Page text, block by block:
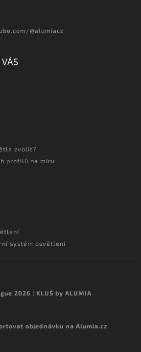
@alumiacz
zvolit?
profilů na míru
systém osvětlení
2026 | KLUŚ by ALUMIA
objednávku na Alumia.cz